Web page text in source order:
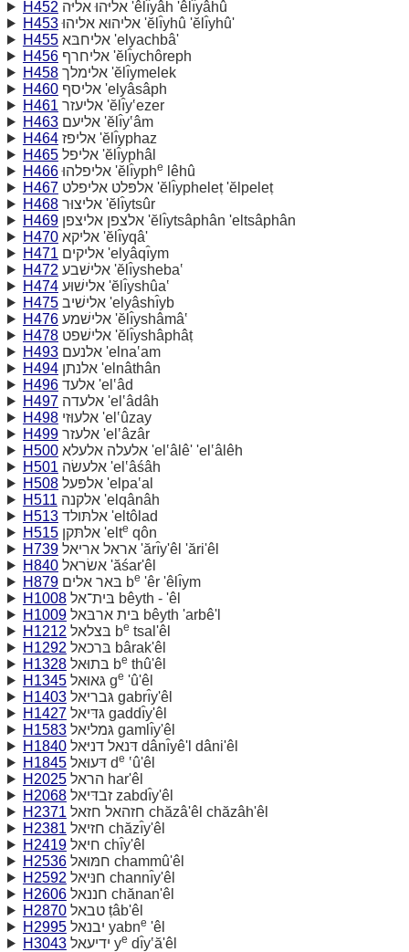
H452
אליּהוּ אליּה 'êlı̂yâh 'êlı̂yâhû
H453
אליהוּא אליהוּ 'ĕlı̂yhû 'ĕlı̂yhû'
H455
אליחבּא 'elyachbâ'
H456
אליחרף 'ĕlı̂ychôreph
H458
אלימלך 'ĕlı̂ymelek
H460
אליסף 'elyâsâph
H461
אליעזר 'ĕlı̂y‛ezer
H463
אליעם 'ĕlı̂y‛âm
H464
אליפז 'ĕlı̂yphaz
H465
אליפל 'ĕlı̂yphâl
H466
אליפלהוּ 'ĕlı̂yphe
lêhû
H467
אלפּלט אליפלט 'ĕlı̂ypheleṭ 'ĕlpeleṭ
H468
אליצוּר 'ĕlı̂ytsûr
H469
אלצפן אליצפן 'ĕlı̂ytsâphân 'eltsâphân
H470
אליקא 'ĕlı̂yqâ'
H471
אליקים 'elyâqı̂ym
H472
אלישׁבע 'ĕlı̂ysheba‛
H474
אלישׁוּע 'ĕlı̂yshûa‛
H475
אלישׁיב 'elyâshı̂yb
H476
אלישׁמע 'ĕlı̂yshâmâ‛
H478
אלישׁפט 'ĕlı̂yshâphâṭ
H493
אלנעם 'elna‛am
H494
אלנתן 'elnâthân
H496
אלעד 'el‛âd
H497
אלעדה 'el‛âdâh
H498
אלעוּזי 'el‛ûzay
H499
אלעזר 'el‛âzâr
H500
אלעלה אלעלא 'el‛âlê' 'el‛âlêh
H501
אלעשׂה 'el‛âśâh
H508
אלפּעל 'elpa‛al
H511
אלקנה 'elqânâh
H513
אלתּולד 'eltôlad
H515
אלתּקן 'elte qôn
H739
אראל אריאל 'ărı̂y'êl 'ări'êl
H840
אשׂראל 'ăśar'êl
H879
בּאר אלים be 'êr 'êlı̂ym
H1008
בּית־אל bêyth - 'êl
H1009
בּית ארבּאל bêyth 'arbê'l
H1212
בּצלאל be tsal'êl
H1292
בּרכאל bârak'êl
H1328
בּתוּאל be thû'êl
H1345
גּאוּאל ge 'û'êl
H1403
גּבריאל gabrı̂y'êl
H1427
גּדּיאל gaddı̂y'êl
H1583
גּמליאל gamlı̂y'êl
H1840
דּנאל דניּאל dânı̂yê'l dâni'êl
H1845
דּעוּאל de ‛û'êl
H2025
הראל har'êl
H2068
זבדּיאל zabdı̂y'êl
H2371
חזהאל חזאל chăzâ'êl chăzâh'êl
H2381
חזיאל chăzı̂y'êl
H2419
חיאל chı̂y'êl
H2536
חמּוּאל chammû'êl
H2592
חנּיאל channı̂y'êl
H2606
חננאל chănan'êl
H2870
טבאל ṭâb'êl
H2995
יבנאל yabne 'êl
H3043
ידיעאל ye dı̂y‛ă'êl